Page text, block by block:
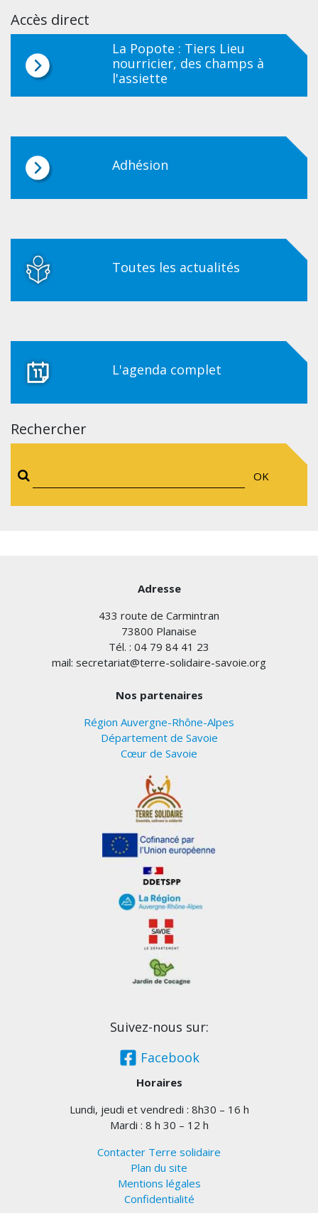
Accès direct
La Popote : Tiers Lieu
nourricier, des champs à
l'assiette
Adhésion
Toutes les actualités
L'agenda complet
Rechercher
OK
Adresse
433 route de Carmintran
73800 Planaise
Tél. : 04 79 84 41 23
mail: secretariat@terre-solidaire-savoie.org
Nos partenaires
Région Auvergne-Rhône-Alpes
Département de Savoie
Cœur de Savoie
Suivez-nous sur:
Facebook
Horaires
Lundi, jeudi et vendredi : 8h30 – 16 h
Mardi : 8 h 30 – 12 h
Contacter Terre solidaire
Plan du site
Mentions légales
Confidentialité